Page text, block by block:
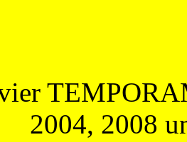
2004, 2008